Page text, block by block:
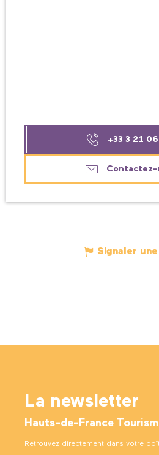
+33 3 21
Contactez-
Signaler
La newsletter
Hauts-de-France
Retrouvez directement dans votre